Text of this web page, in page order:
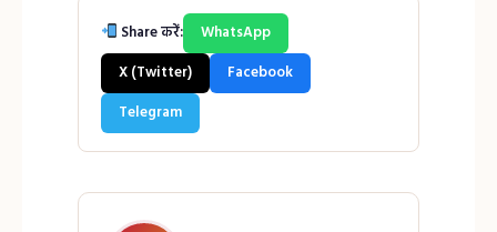
Share करें:
WhatsApp
X (Twitter)
Facebook
Telegram